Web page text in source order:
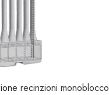
recinzioni monoblocco